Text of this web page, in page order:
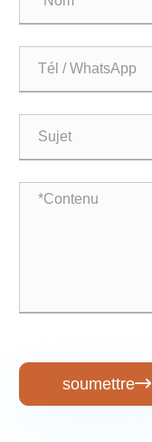
soumettre